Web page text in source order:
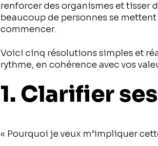
renforcer des organismes et tisser
beaucoup de personnes se
commencer.
Voici cinq résolutions simples et
rythme, en cohérence avec vos
1. Clarifier
« Pourquoi je veux m’impliquer